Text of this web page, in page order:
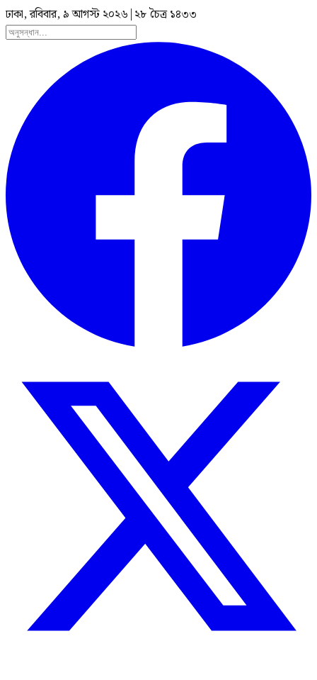
ঢাকা, রবিবার, ৯ আগস্ট ২০২৬ | ২৮ চৈত্র ১৪৩৩